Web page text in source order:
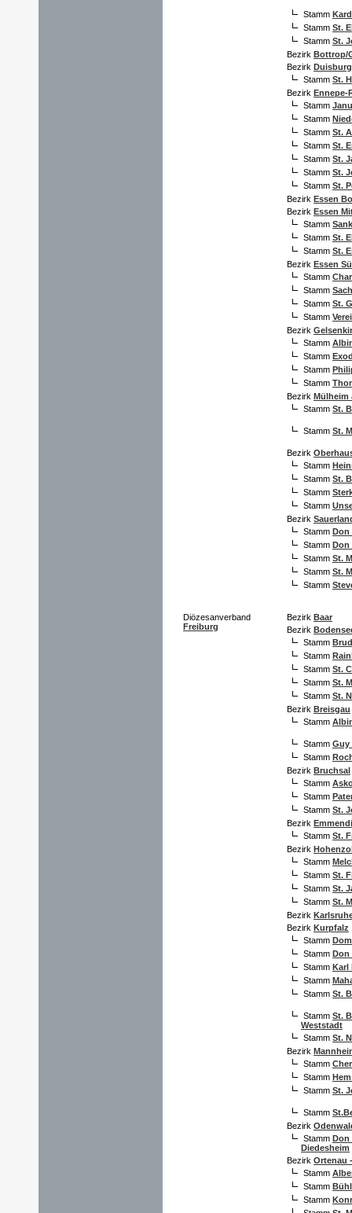
Stamm
Stamm St.
Stamm St.
Bezirk Bottrop/
Bezirk Duisburg
Stamm St.
Bezirk Ennepe-
Stamm
Stamm
Stamm St.
Stamm St.
Stamm St.
Stamm St.
Stamm St.
Bezirk Essen
Bezirk Essen
Stamm
Stamm St.
Stamm St.
Bezirk Essen
Stamm
Stamm
Stamm St.
Stamm
Bezirk
Stamm
Stamm
Stamm
Stamm
Bezirk Mülheim
Stamm St.
Stamm St.
Bezirk
Stamm
Stamm St.
Stamm
Stamm
Bezirk
Stamm Don
Stamm Don
Stamm St.
Stamm St.
Stamm
Diözesanverband
Freiburg
Bezirk Baar
Bezirk
Stamm
Stamm
Stamm St.
Stamm St.
Stamm St.
Bezirk Breisgau
Stamm
Stamm Guy
Stamm
Bezirk Bruchsal
Stamm
Stamm
Stamm St.
Bezirk
Stamm St.
Bezirk
Stamm
Stamm St.
Stamm St.
Stamm St.
Bezirk
Bezirk Kurpfalz
Stamm
Stamm Don
Stamm Karl
Stamm
Stamm St.
Stamm St.
Weststadt
Stamm St.
Bezirk
Stamm
Stamm
Stamm St.
Stamm
Bezirk
Stamm Don
Diedesheim
Bezirk Ortenau
Stamm
Stamm Bühl
Stamm